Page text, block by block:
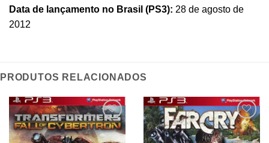
Data de lançamento no Brasil (PS3): 28 de agosto de
2012
PRODUTOS RELACIONADOS